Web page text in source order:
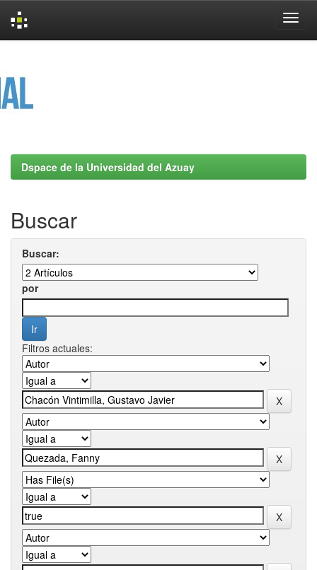
Dspace de la Universidad del Azuay
Buscar
Buscar:
por
Filtros actuales: